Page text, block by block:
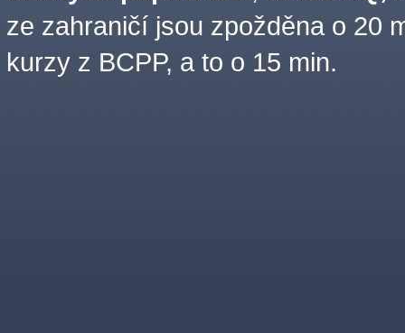
ze zahraničí jsou zpožděna o 20
kurzy z BCPP, a to o 15 min.